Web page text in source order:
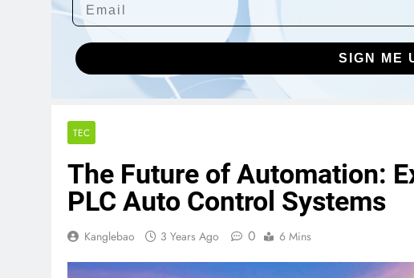
SIGN ME
TEC
The Future of Automation:
PLC Auto Control Systems
Kanglebao 3 Years Ago 0 6 Mins